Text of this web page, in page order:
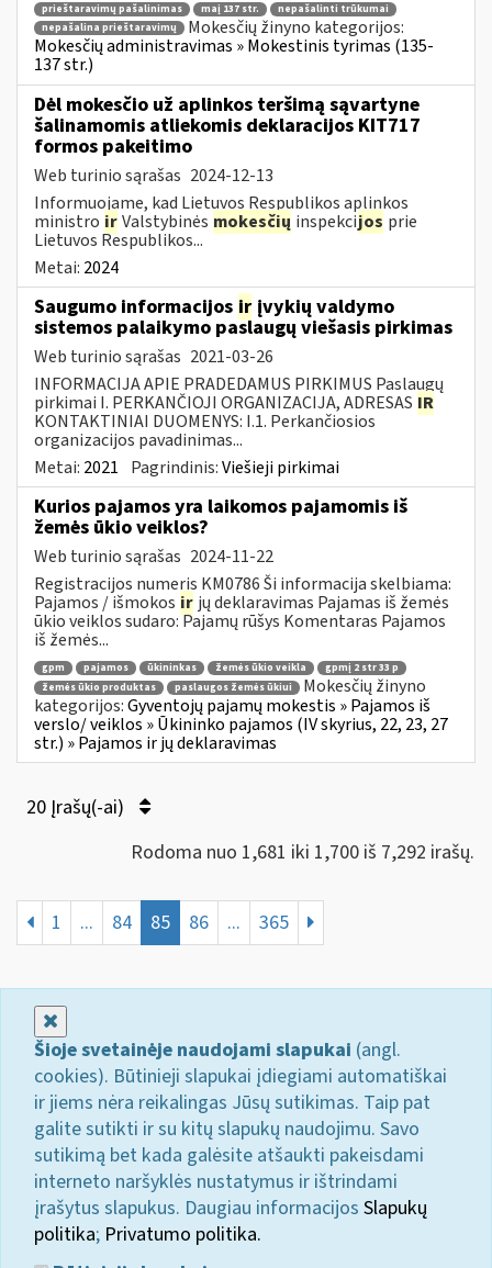
prieštaravimų pašalinimas
maį 137 str.
nepašalinti trūkumai
nepašalina prieštaravimų
Mokesčių žinyno kategorijos:
Mokesčių administravimas » Mokestinis tyrimas (135-
137 str.)
Dėl mokesčio už aplinkos teršimą sąvartyne
šalinamomis atliekomis deklaracijos KIT717
formos pakeitimo
Web turinio sąrašas 2024-12-13
Informuojame, kad Lietuvos Respublikos aplinkos
ministro irValstybinės mokesčių inspekcijos prie
Lietuvos Respublikos...
Metai: 2024
Saugumo informacijos ir įvykių valdymo
sistemos palaikymo paslaugų viešasis pirkimas
Web turinio sąrašas 2021-03-26
INFORMACIJA APIE PRADEDAMUS PIRKIMUS Paslaugų
pirkimai I. PERKANČIOJI ORGANIZACIJA, ADRESAS IR
KONTAKTINIAI DUOMENYS: I.1. Perkančiosios
organizacijos pavadinimas...
Metai: 2021 Pagrindinis:Viešieji pirkimai
Kurios pajamos yra laikomos pajamomis iš
žemės ūkio veiklos?
Web turinio sąrašas 2024-11-22
Registracijos numeris KM0786 Ši informacija skelbiama:
Pajamos / išmokos ir jų deklaravimas Pajamas iš žemės
ūkio veiklos sudaro: Pajamų rūšys Komentaras Pajamos
iš žemės...
gpm pajamos ūkininkas žemės ūkio veikla
gpmį 2 str 33 p
žemės ūkio produktas
paslaugos žemės ūkiui
Mokesčių žinyno
kategorijos:Gyventojų pajamų mokestis » Pajamos iš
verslo/ veiklos » Ūkininko pajamos (IV skyrius, 22, 23, 27
str.) » Pajamos ir jų deklaravimas
20 Įrašų(-ai)
Rodoma nuo 1,681 iki 1,700 iš 7,292 irašų.
1 ... 84 85 86 ... 365
Šioje svetainėje naudojami slapukai (angl.
cookies). Būtinieji slapukai įdiegiami automatiškai
ir jiems nėra reikalingas Jūsų sutikimas. Taip pat
galite sutikti ir su kitų slapukų naudojimu. Savo
sutikimą bet kada galėsite atšaukti pakeisdami
interneto naršyklės nustatymus ir ištrindami
įrašytus slapukus. Daugiau informacijos Slapukų
politika; Privatumo politika.